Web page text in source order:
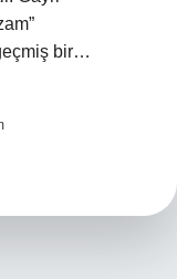
bir…